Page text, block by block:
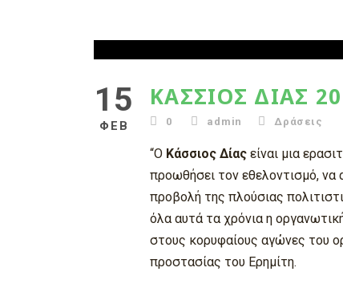
15
ΦΕΒ
ΚΆΣΣΙΟΣ ΔΊΑΣ
0 admin Δράσεις
“Ο Κάσσιος Δίας είναι μια
προωθήσει τον εθελοντισμό, να
προβολή της πλούσιας
όλα αυτά τα χρόνια η
στους κορυφαίους αγώνες του
προστασίας του Ερημίτη.